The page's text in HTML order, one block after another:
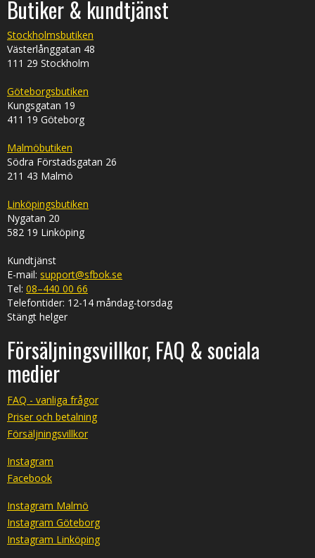
Butiker & kundtjänst
Stockholmsbutiken
Västerlånggatan 48
111 29 Stockholm
Göteborgsbutiken
Kungsgatan 19
411 19 Göteborg
Malmöbutiken
Södra Förstadsgatan 26
211 43 Malmö
Linköpingsbutiken
Nygatan 20
582 19 Linköping
Kundtjänst
E-mail: support@sfbok.se
Tel: 08–440 00 66
Telefontider: 12-14 måndag-torsdag
Stängt helger
Försäljningsvillkor, FAQ & sociala
medier
FAQ - vanliga frågor
Priser och betalning
Försäljningsvillkor
Instagram
Facebook
Instagram Malmö
Instagram Göteborg
Instagram Linköping